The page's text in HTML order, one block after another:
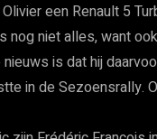
een Renault 5
nog niet alles, want
is dat hij
in de Sezoensrally.